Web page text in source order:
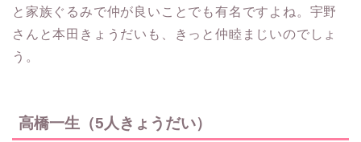
と家族ぐるみで仲が良いことでも有名ですよね。宇野
さんと本田きょうだいも、きっと仲睦まじいのでしょ
う。
高橋一生（5人きょうだい）